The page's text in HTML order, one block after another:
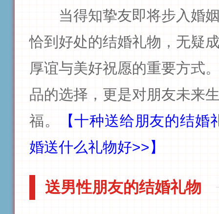
当得知挚友即将步入婚
恰到好处的结婚礼物，无疑
厚谊与美好祝愿的重要方式
品的选择，更是对朋友未来
福。
【十种送给朋友的结婚
婚送什么礼物好>>】
送男性朋友的结婚礼物